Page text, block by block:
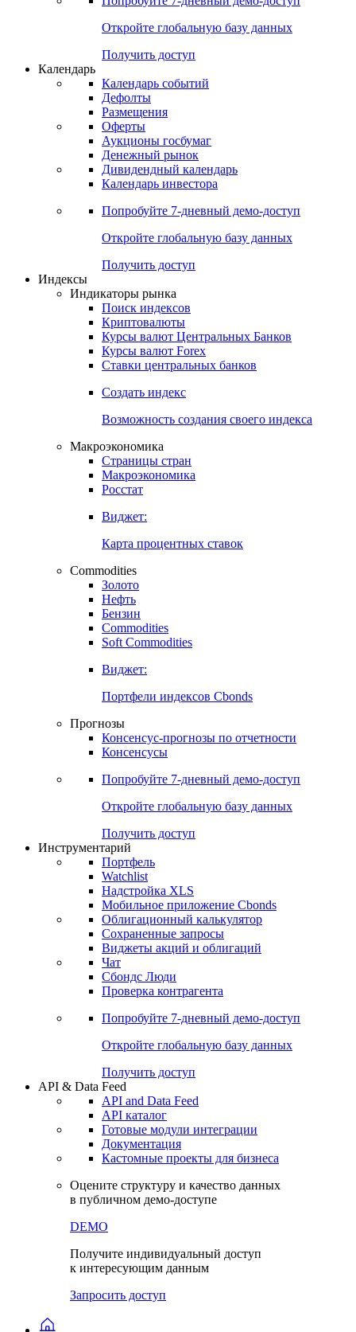
Корпоративные CDS
Попробуйте7-дневный
Откройте глобальную базу данных
Получить доступ
Календарь
Календарь событий
Дефолты
Размещения
Оферты
Денежный рынок
Календарь инвестора
Попробуйте7-дневный
Откройте глобальную базу данных
Получить доступ
Индикаторы рынка
Поиск индексов
Курсы валют Центральных Банков
Ставки центральных банков
Создать индекс
Возможность создания своего индекса
Страницы стран
Росстат
Виджет:
Карта процентных ставок
Commodities
Золото
Бензин
Soft Commodities
Виджет:
Портфели индексов Cbonds
Прогнозы
Консенсусы
Попробуйте7-дневный
Откройте глобальную базу данных
Получить доступ
Инструментарий
Портфель
Watchlist
Надстройка XLS
Мобильное приложение Cbonds
Облигационный калькулятор
Сохраненные запросы
Чат
Проверка контрагента
Попробуйте7-дневный
Откройте глобальную базу данных
Получить доступ
API & Data Feed
API and Data Feed
Готовые модули интеграции
Документация
в публичном демо-доступе